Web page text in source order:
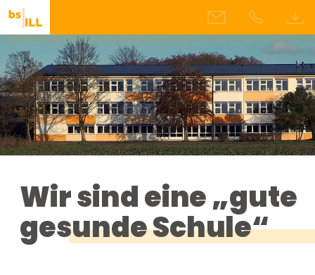
Wir sind eine „gute
gesunde Schule“